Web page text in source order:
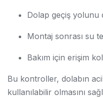
Dolap geçiş yolunu
Montaj sonrası su
Bakım için erişim
Bu kontroller, dolabın
kullanılabilir olmasını